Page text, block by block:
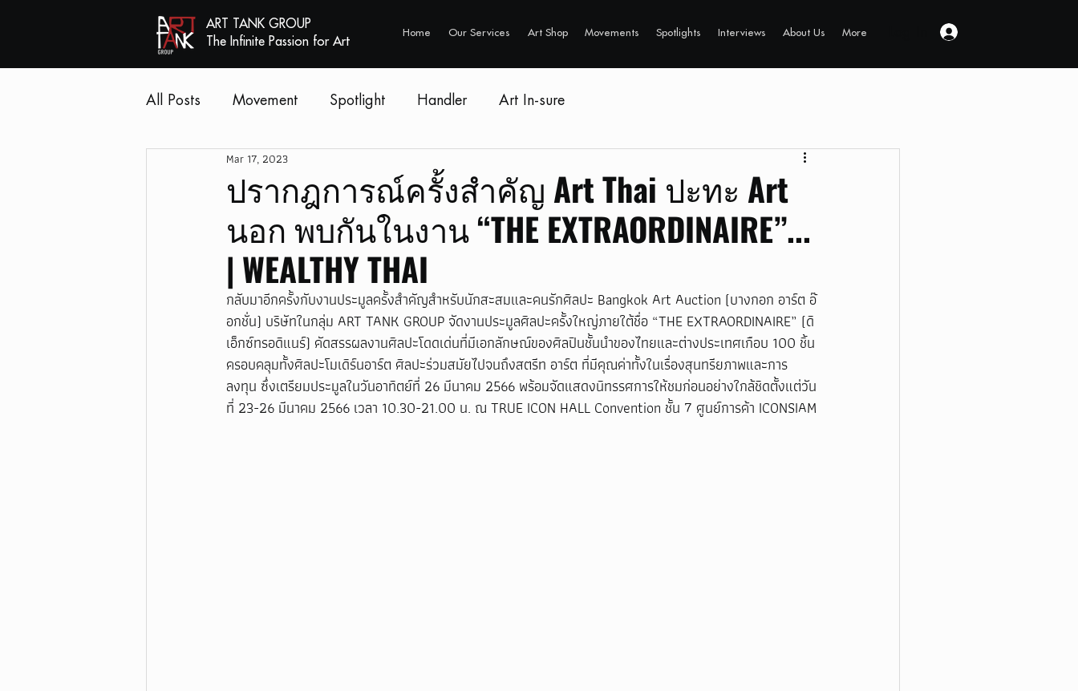
ART TANK GROUP
The Infinite Passion for Art
Home Our Services Art Shop Movements Spotlights Interviews About Us More
All Posts Movement Spotlight Handler Art In-sure
ปรากฎการณ์ครั้งสำคัญ Art Thai ปะทะ Art
นอก พบกันในงาน “THE EXTRAORDINAIRE”...
| WEALTHY THAI
Mar 17, 2023
กลับมาอีกครั้งกับงานประมูลครั้งสำคัญสำหรับนักสะสมและคนรักศิลปะ Bangkok Art Auction (บางกอก อาร์ต อ๊
อกชั่น) บริษัทในกลุ่ม ART TANK GROUP จัดงานประมูลศิลปะครั้งใหญ่ภายใต้ชื่อ “THE EXTRAORDINAIRE” (ดิ
เอ็กซ์ทรอดิแนร์) คัดสรรผลงานศิลปะโดดเด่นที่มีเอกลักษณ์ของศิลปินชั้นนำของไทยและต่างประเทศเกือบ 100 ชิ้น
ครอบคลุมทั้งศิลปะโมเดิร์นอาร์ต ศิลปะร่วมสมัยไปจนถึงสตรีท อาร์ต ที่มีคุณค่าทั้งในเรื่องสุนทรียภาพและการ
ลงทุน ซึ่งเตรียมประมูลในวันอาทิตย์ที่ 26 มีนาคม 2566 พร้อมจัดแสดงนิทรรศการให้ชมก่อนอย่างใกล้ชิดตั้งแต่วัน
ที่ 23-26 มีนาคม 2566 เวลา 10.30-21.00 น. ณ TRUE ICON HALL Convention ชั้น 7 ศูนย์การค้า ICONSIAM